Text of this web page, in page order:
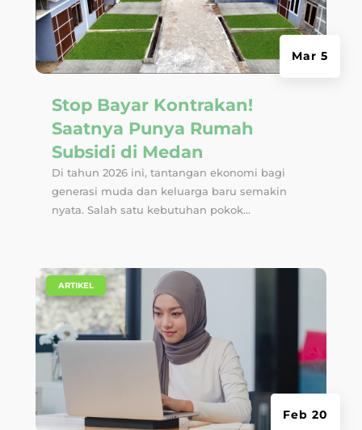
Stop Bayar Kontrakan!
Saatnya Punya Rumah
Subsidi di Medan
Mar 5
Di tahun 2026 ini, tantangan ekonomi bagi
generasi muda dan keluarga baru semakin
nyata. Salah satu kebutuhan pokok...
Feb 20
ARTIKEL